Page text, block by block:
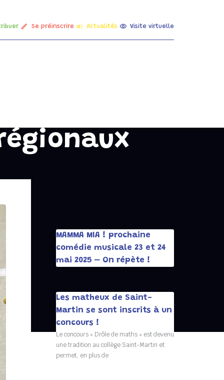
Se préinscrire Actualités Visite virtuelle
MAMMA MIA ! prochaine
comédie musicale 23 et 24
mai 2025 – On répète !
Les matheux de Saint-
Martin se sont inscrits à un
concours !
Le concours « Drôle de maths » est devenu
une tradition au collège Saint-Martin et
permet, en plus de